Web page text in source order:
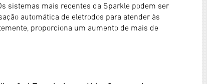
sistemas mais recentes da Sparkle podem ser
automática de eletrodos para atender às
proporciona um aumento de mais de